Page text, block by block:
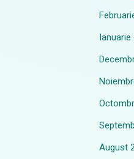
Ianuarie
August